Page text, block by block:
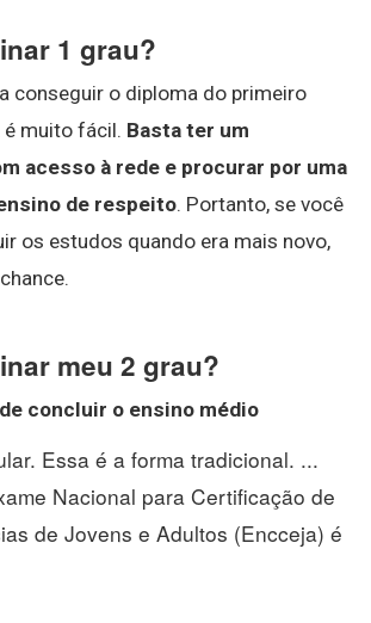
1 grau?
conseguir o diploma do primeiro
muito fácil. Basta ter um
acesso à rede e procurar por uma
de respeito. Portanto, se você
os estudos quando era mais novo,
meu 2 grau?
concluir o ensino médio
Essa é a forma tradicional. ...
Nacional para Certificação de
de Jovens e Adultos (Encceja) é